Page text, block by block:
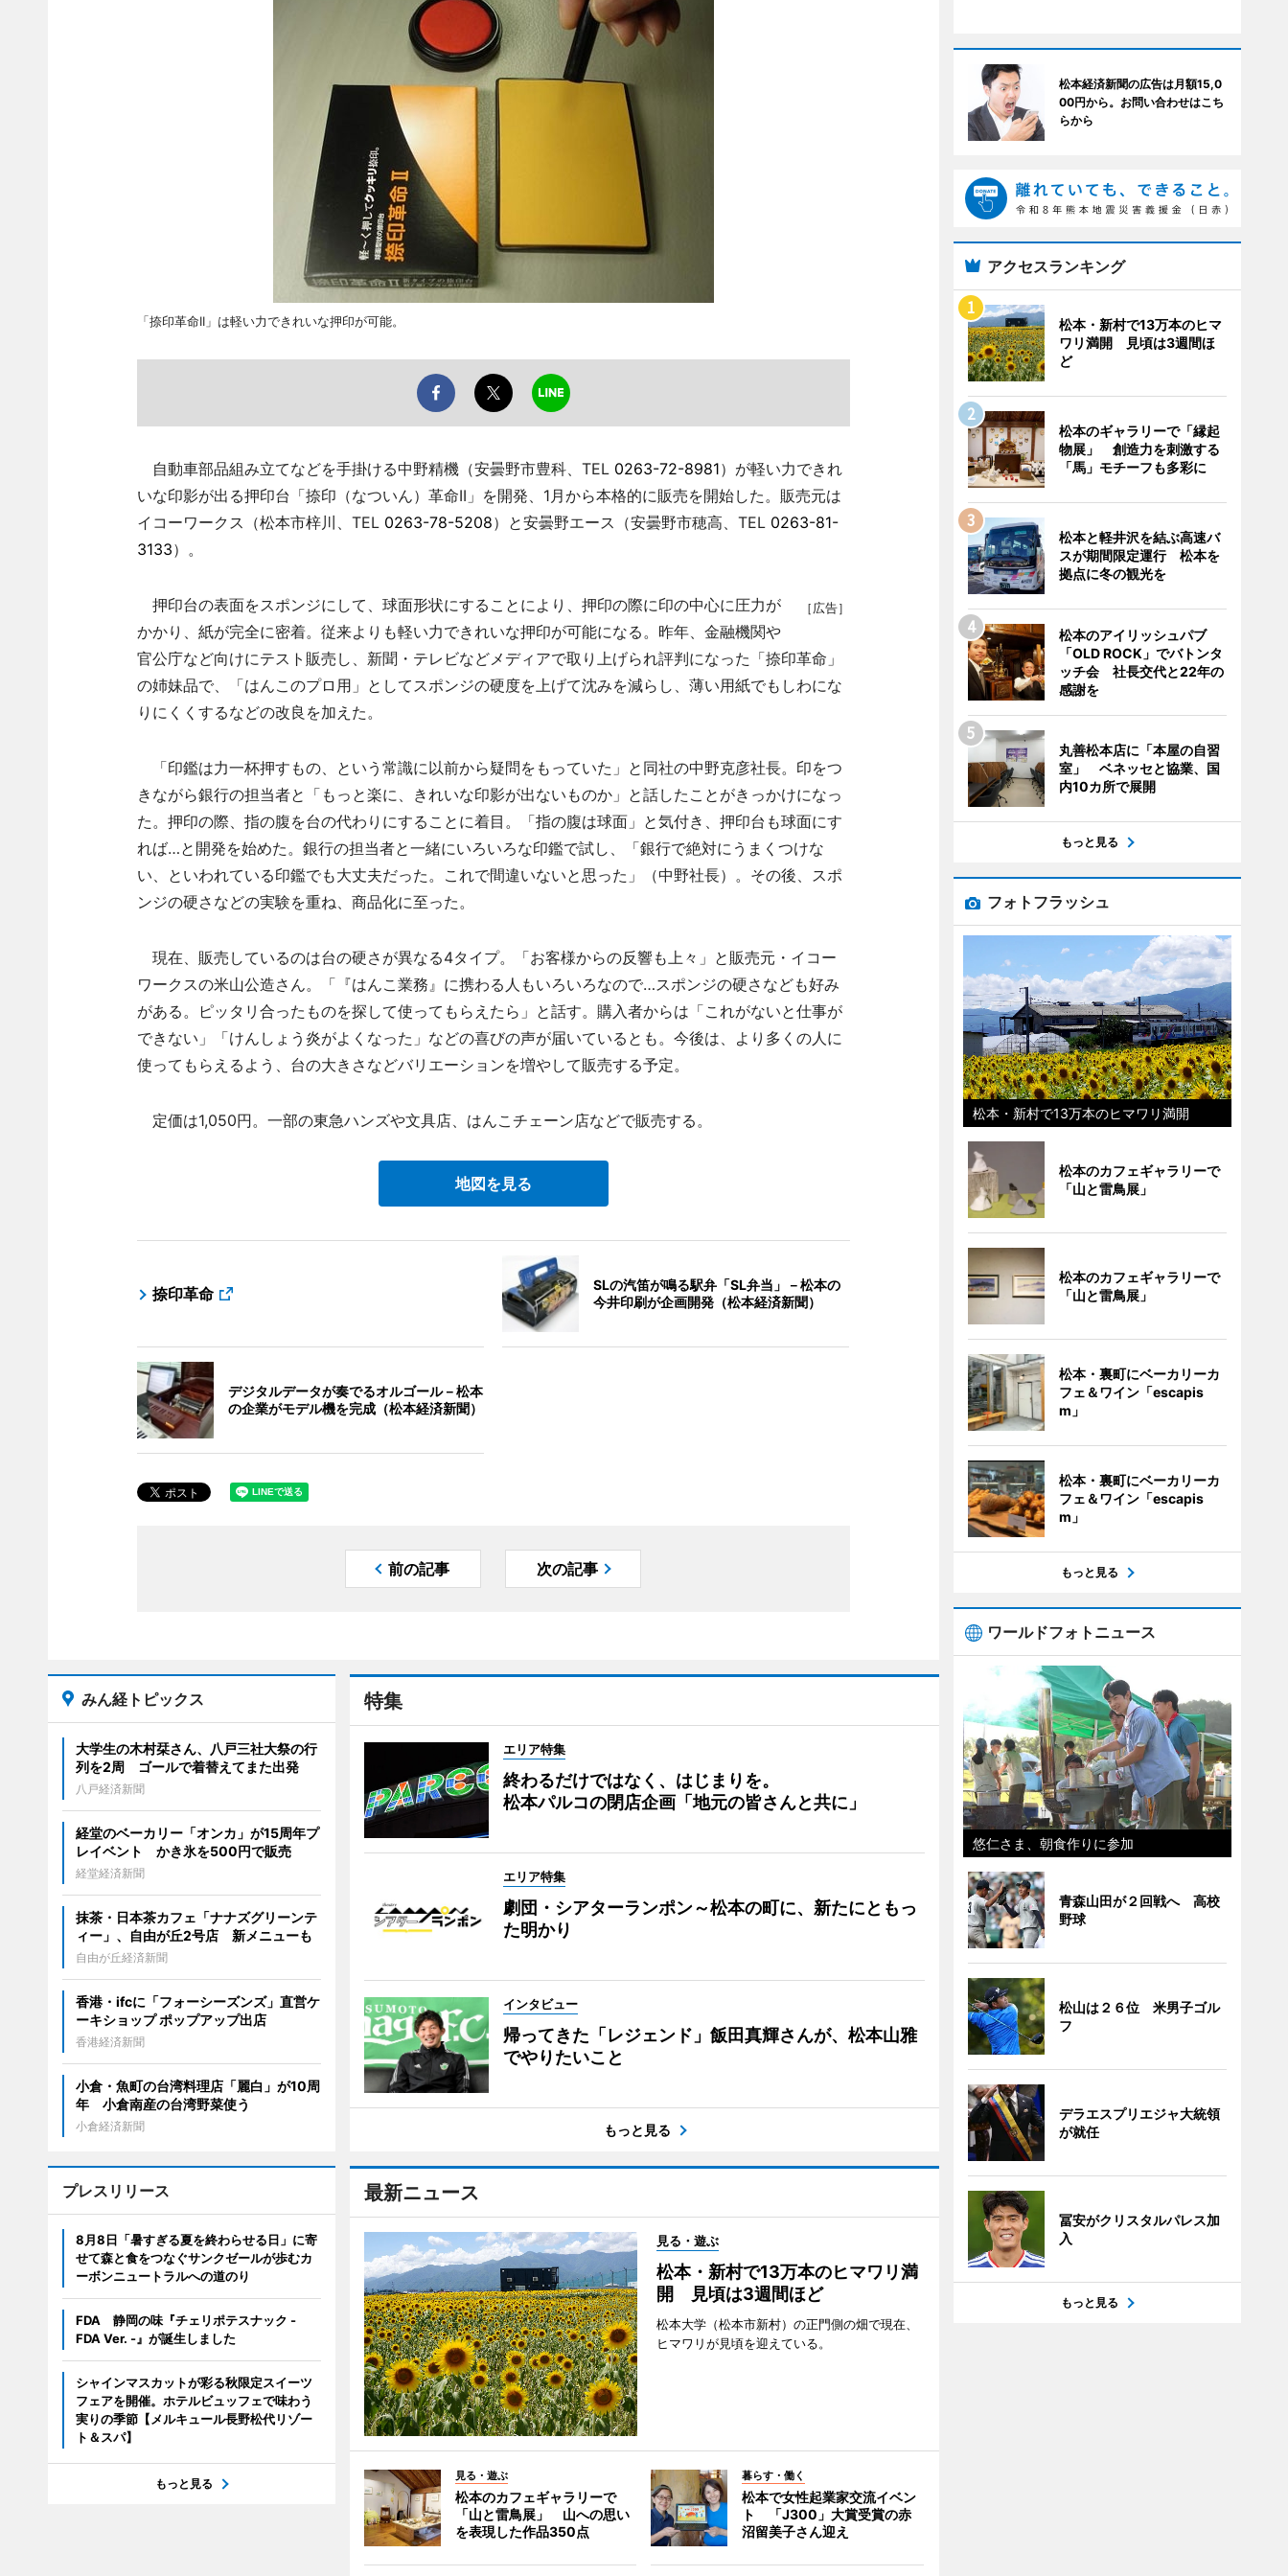
「捺印革命II」は軽い力できれいな押印が可能。
自動車部品組み立てなどを手掛ける中野精機（安曇野市豊科、TEL 0263-72-8981）が軽い力できれ
いな印影が出る押印台「捺印（なついん）革命II」を開発、1月から本格的に販売を開始した。販売元は
イコーワークス（松本市梓川、TEL 0263-78-5208）と安曇野エース（安曇野市穂高、TEL 0263-81-
3133）。
［広告］
押印台の表面をスポンジにして、球面形状にすることにより、押印の際に印の中心に圧力が
かかり、紙が完全に密着。従来よりも軽い力できれいな押印が可能になる。昨年、金融機関や
官公庁など向けにテスト販売し、新聞・テレビなどメディアで取り上げられ評判になった「捺印革命」
の姉妹品で、「はんこのプロ用」としてスポンジの硬度を上げて沈みを減らし、薄い用紙でもしわにな
りにくくするなどの改良を加えた。
「印鑑は力一杯押すもの、という常識に以前から疑問をもっていた」と同社の中野克彦社長。印をつ
きながら銀行の担当者と「もっと楽に、きれいな印影が出ないものか」と話したことがきっかけになっ
た。押印の際、指の腹を台の代わりにすることに着目。「指の腹は球面」と気付き、押印台も球面にす
れば…と開発を始めた。銀行の担当者と一緒にいろいろな印鑑で試し、「銀行で絶対にうまくつけな
い、といわれている印鑑でも大丈夫だった。これで間違いないと思った」（中野社長）。その後、スポ
ンジの硬さなどの実験を重ね、商品化に至った。
現在、販売しているのは台の硬さが異なる4タイプ。「お客様からの反響も上々」と販売元・イコー
ワークスの米山公造さん。「『はんこ業務』に携わる人もいろいろなので…スポンジの硬さなども好み
がある。ピッタリ合ったものを探して使ってもらえたら」と話す。購入者からは「これがないと仕事が
できない」「けんしょう炎がよくなった」などの喜びの声が届いているとも。今後は、より多くの人に
使ってもらえるよう、台の大きさなどバリエーションを増やして販売する予定。
定価は1,050円。一部の東急ハンズや文具店、はんこチェーン店などで販売する。
地図を見る
捺印革命
SLの汽笛が鳴る駅弁「SL弁当」－松本の
今井印刷が企画開発（松本経済新聞）
デジタルデータが奏でるオルゴール－松本
の企業がモデル機を完成（松本経済新聞）
前の記事 次の記事
特集
エリア特集
終わるだけではなく、はじまりを。
松本パルコの閉店企画「地元の皆さんと共に」
エリア特集
劇団・シアターランポン～松本の町に、新たにともっ
た明かり
インタビュー
帰ってきた「レジェンド」飯田真輝さんが、松本山雅
でやりたいこと
もっと見る
最新ニュース
見る・遊ぶ
松本・新村で13万本のヒマワリ満
開 見頃は3週間ほど
松本大学（松本市新村）の正門側の畑で現在、
ヒマワリが見頃を迎えている。
見る・遊ぶ
松本のカフェギャラリーで
「山と雷鳥展」 山への思い
を表現した作品350点
暮らす・働く
松本で女性起業家交流イベン
ト 「J300」大賞受賞の赤
沼留美子さん迎え
みん経トピックス
大学生の木村栞さん、八戸三社大祭の行
列を2周 ゴールで着替えてまた出発
八戸経済新聞
経堂のベーカリー「オンカ」が15周年プ
レイベント かき氷を500円で販売
経堂経済新聞
抹茶・日本茶カフェ「ナナズグリーンテ
ィー」、自由が丘2号店 新メニューも
自由が丘経済新聞
香港・ifcに「フォーシーズンズ」直営ケ
ーキショップ ポップアップ出店
香港経済新聞
小倉・魚町の台湾料理店「麗白」が10周
年 小倉南産の台湾野菜使う
小倉経済新聞
プレスリリース
8月8日「暑すぎる夏を終わらせる日」に寄
せて森と食をつなぐサンクゼールが歩むカ
ーボンニュートラルへの道のり
FDA 静岡の味『チェリポテスナック -
FDA Ver. -』が誕生しました
シャインマスカットが彩る秋限定スイーツ
フェアを開催。ホテルビュッフェで味わう
実りの季節【メルキュール長野松代リゾー
ト＆スパ】
もっと見る
松本経済新聞の広告は月額15,0
00円から。お問い合わせはこち
らから
アクセスランキング
松本・新村で13万本のヒマ
ワリ満開 見頃は3週間ほ
ど
松本のギャラリーで「縁起
物展」 創造力を刺激する
「馬」モチーフも多彩に
松本と軽井沢を結ぶ高速バ
スが期間限定運行 松本を
拠点に冬の観光を
松本のアイリッシュパブ
「OLD ROCK」でバトンタ
ッチ会 社長交代と22年の
感謝を
丸善松本店に「本屋の自習
室」 ベネッセと協業、国
内10カ所で展開
もっと見る
フォトフラッシュ
松本・新村で13万本のヒマワリ満開
松本のカフェギャラリーで
「山と雷鳥展」
松本のカフェギャラリーで
「山と雷鳥展」
松本・裏町にベーカリーカ
フェ＆ワイン「escapis
m」
松本・裏町にベーカリーカ
フェ＆ワイン「escapis
m」
もっと見る
ワールドフォトニュース
悠仁さま、朝食作りに参加
青森山田が２回戦へ 高校
野球
松山は２６位 米男子ゴル
フ
デラエスプリエジャ大統領
が就任
冨安がクリスタルパレス加
入
もっと見る